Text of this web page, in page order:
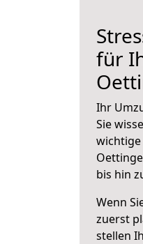
für
Ihr
Sie
wichtige
bis hin
Wenn
zuerst
stellen